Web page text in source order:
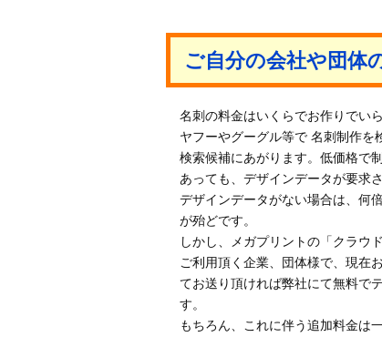
ご自分の会社や団体
名刺の料金はいくらでお作りでい
ヤフーやグーグル等で 名刺制作を
検索候補にあがります。低価格で
あっても、デザインデータが要求
デザインデータがない場合は、何
が殆どです。
しかし、メガプリントの「クラウ
ご利用頂く企業、団体様で、現在
てお送り頂ければ弊社にて無料で
す。
もちろん、これに伴う追加料金は